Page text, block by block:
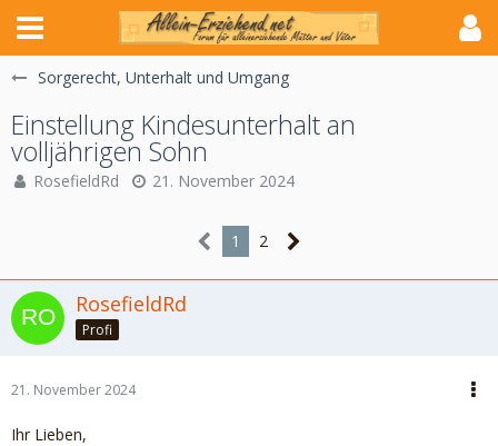
Sorgerecht, Unterhalt und Umgang
Einstellung Kindesunterhalt an
volljährigen Sohn
RosefieldRd 21. November 2024
1 2
RosefieldRd
Profi
21. November 2024
Ihr Lieben,